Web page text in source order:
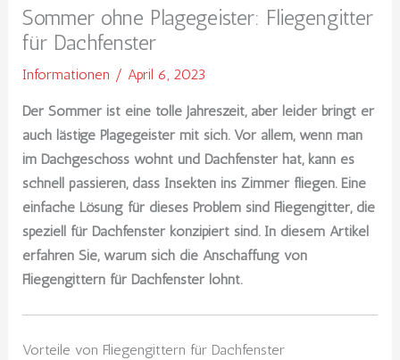
Sommer ohne Plagegeister: Fliegengitter
für Dachfenster
Informationen / April 6, 2023
Der Sommer ist eine tolle Jahreszeit, aber leider bringt er
auch lästige Plagegeister mit sich. Vor allem, wenn man
im Dachgeschoss wohnt und Dachfenster hat, kann es
schnell passieren, dass Insekten ins Zimmer fliegen. Eine
einfache Lösung für dieses Problem sind Fliegengitter, die
speziell für Dachfenster konzipiert sind. In diesem Artikel
erfahren Sie, warum sich die Anschaffung von
Fliegengittern für Dachfenster lohnt.
Vorteile von Fliegengittern für Dachfenster